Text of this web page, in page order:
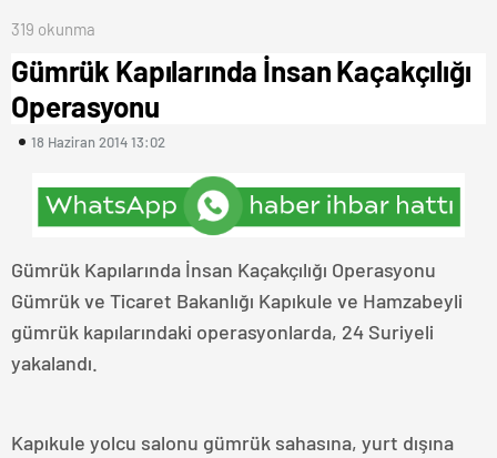
319 okunma
Gümrük Kapılarında İnsan Kaçakçılığı
Operasyonu
18 Haziran 2014 13:02
Gümrük Kapılarında İnsan Kaçakçılığı Operasyonu
Gümrük ve Ticaret Bakanlığı Kapıkule ve Hamzabeyli
gümrük kapılarındaki operasyonlarda, 24 Suriyeli
yakalandı.
Kapıkule yolcu salonu gümrük sahasına, yurt dışına